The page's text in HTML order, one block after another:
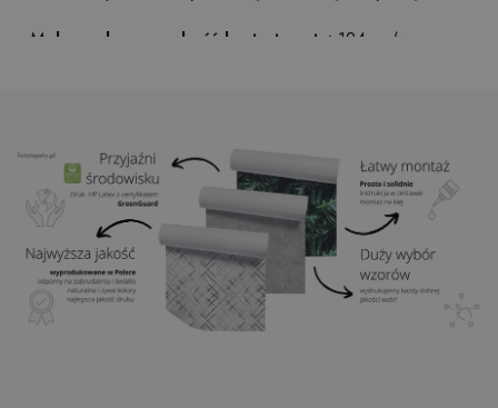
Maksymalna szerokość brytu tapety: 124cm (w
Klej:Niepotrzebny
Zastosowanie:Salon, sypialnia, pomieszczenia
biurowe, przedpokój i wiele innych